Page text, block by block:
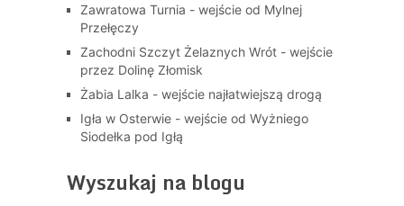
Zawratowa Turnia - wejście od Mylnej
Przełęczy
Zachodni Szczyt Żelaznych Wrót - wejście
przez Dolinę Złomisk
Żabia Lalka - wejście najłatwiejszą drogą
Igła w Osterwie - wejście od Wyżniego
Siodełka pod Igłą
Wyszukaj na blogu